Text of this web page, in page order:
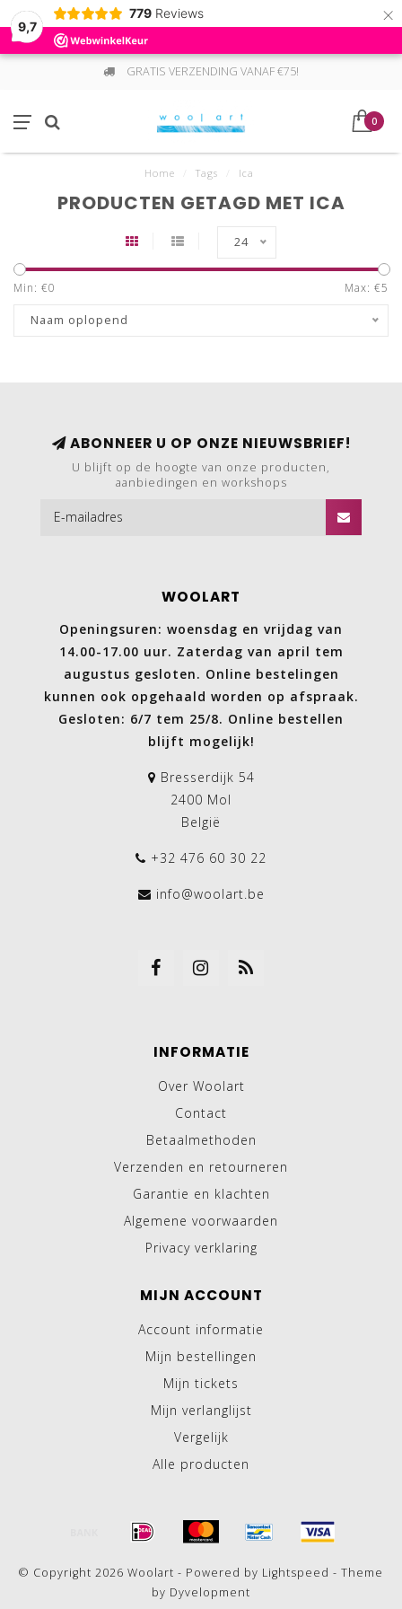
9,7
779 Reviews ×
GRATIS VERZENDING VANAF €75!
0
Home Tags Ica
PRODUCTEN GETAGD MET ICA
24
Min: €0 Max: €5
Naam oplopend
ABONNEER U OP ONZE NIEUWSBRIEF!
U blijft op de hoogte van onze producten,
aanbiedingen en workshops
WOOLART
Openingsuren: woensdag en vrijdag van
14.00-17.00 uur. Zaterdag van april tem
augustus gesloten. Online bestelingen
kunnen ook opgehaald worden op afspraak.
Gesloten: 6/7 tem 25/8. Online bestellen
blijft mogelijk!
Bresserdijk 54
2400 Mol
België
+32 476 60 30 22
info@woolart.be
INFORMATIE
Over Woolart
Contact
Betaalmethoden
Verzenden en retourneren
Garantie en klachten
Algemene voorwaarden
Privacy verklaring
MIJN ACCOUNT
Account informatie
Mijn bestellingen
Mijn tickets
Mijn verlanglijst
Vergelijk
Alle producten
© Copyright 2026 Woolart - Powered by Lightspeed - Theme
by Dyvelopment